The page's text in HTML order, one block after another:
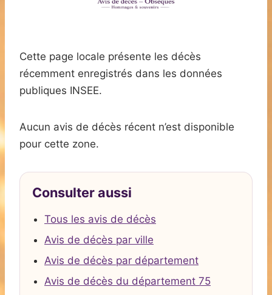
Cette page locale présente les décès
récemment enregistrés dans les données
publiques INSEE.
Aucun avis de décès récent n’est disponible
pour cette zone.
Consulter aussi
Tous les avis de décès
Avis de décès par ville
Avis de décès par département
Avis de décès du département 75